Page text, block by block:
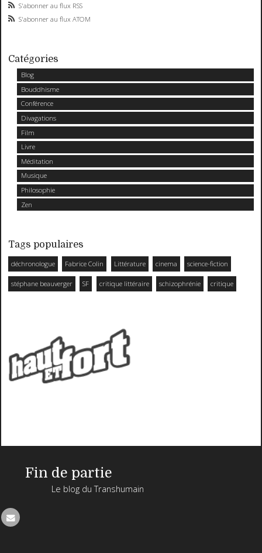
S'abonner au flux RSS
S'abonner au flux ATOM
Catégories
Blog
Bouddhisme
Conférence
Divagations
Film
Livre
Méditation
Musique
Philosophie
Zen
Tags populaires
déchronologue Fabrice Colin Littérature cinema science-fiction
stéphane beauverger SF critique littéraire schizophrénie critique
Fin de partie
Le blog du Transhumain